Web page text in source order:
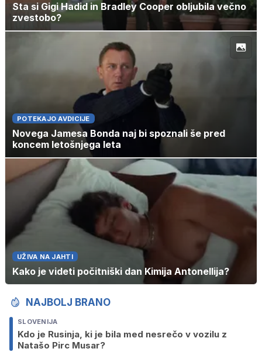
Sta si Gigi Hadid in Bradley Cooper obljubila večno
zvestobo?
POTEKAJO AVDICIJE
Novega Jamesa Bonda naj bi spoznali še pred
koncem letošnjega leta
UŽIVA NA JAHTI
Kako je videti počitniški dan Kimija Antonellija?
NAJBOLJ BRANO
SLOVENIJA
Kdo je Rusinja, ki je bila med nesrečo v vozilu z
Natašo Pirc Musar?